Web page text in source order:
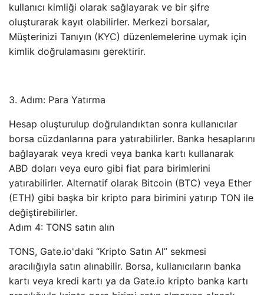
kullanıcı kimliği olarak sağlayarak ve bir şifre
oluşturarak kayıt olabilirler. Merkezi borsalar,
Müşterinizi Tanıyın (KYC) düzenlemelerine uymak için
kimlik doğrulamasını gerektirir.
3. Adım: Para Yatırma
Hesap oluşturulup doğrulandıktan sonra kullanıcılar
borsa cüzdanlarına para yatırabilirler. Banka hesaplarını
bağlayarak veya kredi veya banka kartı kullanarak
ABD doları veya euro gibi fiat para birimlerini
yatırabilirler. Alternatif olarak Bitcoin (BTC) veya Ether
(ETH) gibi başka bir kripto para birimini yatırıp TON ile
değiştirebilirler.
Adım 4: TONS satın alın
TONS, Gate.io'daki “Kripto Satın Al” sekmesi
aracılığıyla satın alınabilir. Borsa, kullanıcıların banka
kartı veya kredi kartı ya da Gate.io kripto banka kartı